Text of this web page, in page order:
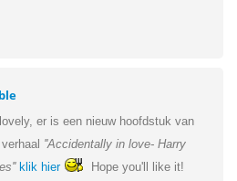
er is een nieuw hoofdstuk van
''Accidentally in love- Harry
klik hier
Hope you'll like it!